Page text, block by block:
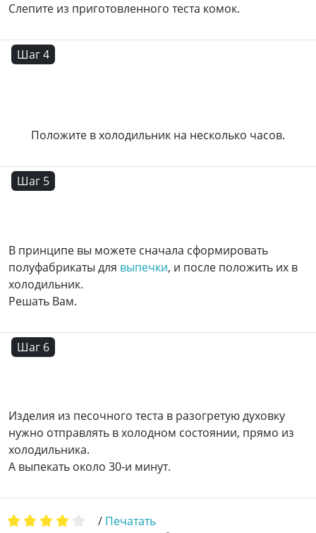
Слепите из приготовленного теста комок.
Шаг 4
Положите в холодильник на несколько часов.
Шаг 5
В принципе вы можете сначала сформировать
полуфабрикаты для выпечки, и после положить их в
холодильник.
Решать Вам.
Шаг 6
Изделия из песочного теста в разогретую духовку
нужно отправлять в холодном состоянии, прямо из
холодильника.
А выпекать около 30-и минут.
/ Печатать